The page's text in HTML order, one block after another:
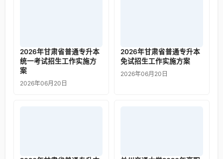
2026年甘肃省普通专升本
统一考试招生工作实施方
案
2026年06月20日
2026年甘肃省普通专升本
免试招生工作实施方案
2026年06月20日